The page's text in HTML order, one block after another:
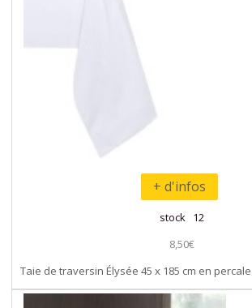
+ d'infos
stock 12
8,50€
Taie de traversin Élysée 45 x 185 cm en